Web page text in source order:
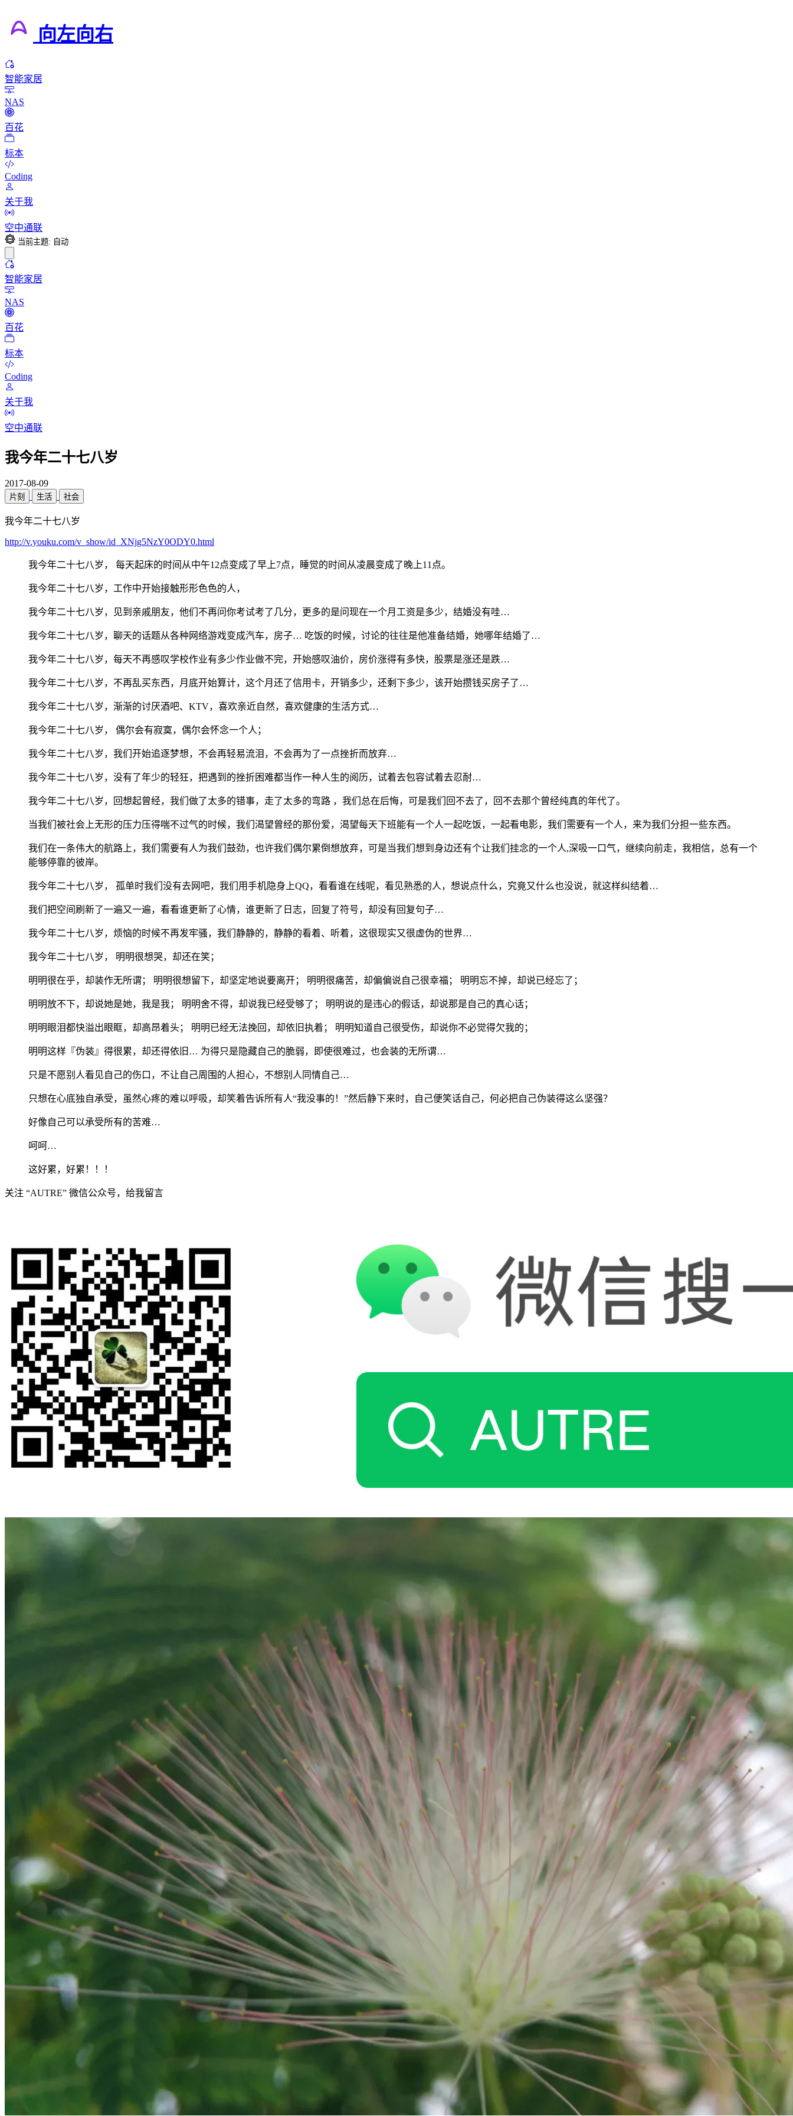
向左向右
智能家居
NAS
百花
标本
Coding
关于我
空中通联
当前主题: 自动
智能家居
NAS
百花
标本
Coding
关于我
空中通联
我今年二十七八岁
2017-08-09
片刻 生活 社会
我今年二十七八岁
http://v.youku.com/v_show/id_XNjg5NzY0ODY0.html
我今年二十七八岁， 每天起床的时间从中午12点变成了早上7点，睡觉的时间从凌晨变成了晚上11点。
我今年二十七八岁，工作中开始接触形形色色的人，
我今年二十七八岁，见到亲戚朋友，他们不再问你考试考了几分，更多的是问现在一个月工资是多少，结婚没有哇…
我今年二十七八岁，聊天的话题从各种网络游戏变成汽车，房子… 吃饭的时候，讨论的往往是他准备结婚，她哪年结婚了…
我今年二十七八岁，每天不再感叹学校作业有多少作业做不完，开始感叹油价，房价涨得有多快，股票是涨还是跌…
我今年二十七八岁，不再乱买东西，月底开始算计，这个月还了信用卡，开销多少，还剩下多少，该开始攒钱买房子了…
我今年二十七八岁，渐渐的讨厌酒吧、KTV，喜欢亲近自然，喜欢健康的生活方式…
我今年二十七八岁， 偶尔会有寂寞，偶尔会怀念一个人；
我今年二十七八岁，我们开始追逐梦想，不会再轻易流泪，不会再为了一点挫折而放弃…
我今年二十七八岁，没有了年少的轻狂，把遇到的挫折困难都当作一种人生的阅历，试着去包容试着去忍耐…
我今年二十七八岁，回想起曾经，我们做了太多的错事，走了太多的弯路 ，我们总在后悔，可是我们回不去了，回不去那个曾经纯真的年代了。
当我们被社会上无形的压力压得喘不过气的时候，我们渴望曾经的那份爱，渴望每天下班能有一个人一起吃饭，一起看电影，我们需要有一个人，来为我们分担一些东西。
我们在一条伟大的航路上，我们需要有人为我们鼓劲，也许我们偶尔累倒想放弃，可是当我们想到身边还有个让我们挂念的一个人,深吸一口气，继续向前走，我相信，总有一个
能够停靠的彼岸。
我今年二十七八岁， 孤单时我们没有去网吧，我们用手机隐身上QQ，看看谁在线呢，看见熟悉的人，想说点什么，究竟又什么也没说，就这样纠结着…
我们把空间刷新了一遍又一遍，看看谁更新了心情，谁更新了日志，回复了符号，却没有回复句子…
我今年二十七八岁，烦恼的时候不再发牢骚，我们静静的，静静的看着、听着，这很现实又很虚伪的世界…
我今年二十七八岁， 明明很想哭，却还在笑；
明明很在乎，却装作无所谓； 明明很想留下，却坚定地说要离开； 明明很痛苦，却偏偏说自己很幸福； 明明忘不掉，却说已经忘了；
明明放不下，却说她是她，我是我； 明明舍不得，却说我已经受够了； 明明说的是违心的假话，却说那是自己的真心话；
明明眼泪都快溢出眼眶，却高昂着头； 明明已经无法挽回，却依旧执着； 明明知道自己很受伤，却说你不必觉得欠我的；
明明这样『伪装』得很累，却还得依旧… 为得只是隐藏自己的脆弱，即使很难过，也会装的无所谓…
只是不愿别人看见自己的伤口，不让自己周围的人担心，不想别人同情自己…
只想在心底独自承受，虽然心疼的难以呼吸，却笑着告诉所有人“我没事的！”然后静下来时，自己便笑话自己，何必把自己伪装得这么坚强？
好像自己可以承受所有的苦难…
呵呵…
这好累，好累！！！
关注 “AUTRE” 微信公众号，给我留言